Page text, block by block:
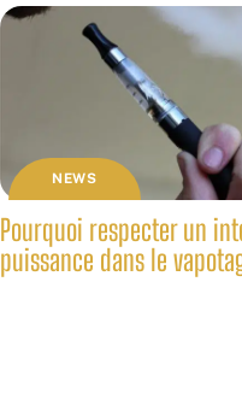
NEWS
Pourquoi respecter un
puissance dans le